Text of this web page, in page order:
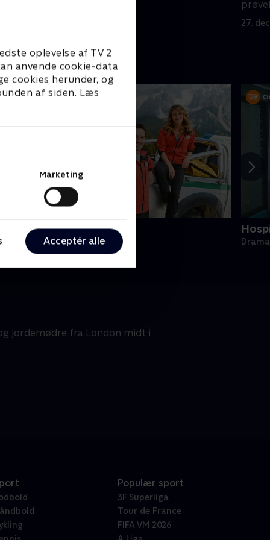
oplevelse af TV 2
anvende cookie-data
cookies herunder, og
af siden. Læs
Marketing
Acceptér alle
27.
Bjergets helte
• 15 sæsoner
jordemødre fra London midt i
Populær sport
3F Superliga
Tour de France
FIFA VM 2026